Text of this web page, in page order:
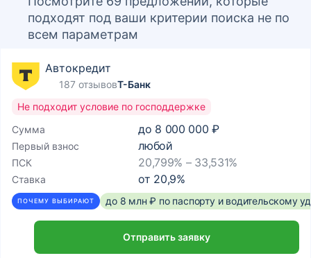
подходят под ваши критерии поиска не по
всем параметрам
Автокредит
187 отзывовТ-Банк
Сумма до 8 000 000 ₽
Первый взнос любой
ПСК 20,799% – 33,531%
Ставка от 20,9%
Не подходит условие по господдержке
ПОЧЕМУ ВЫБИРАЮТ до 8 млн ₽ по паспорту и водительскому
Отправить заявку